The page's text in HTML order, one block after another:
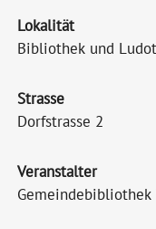
Lokalität
Bibliothek und
Strasse
Dorfstrasse 2
Veranstalter